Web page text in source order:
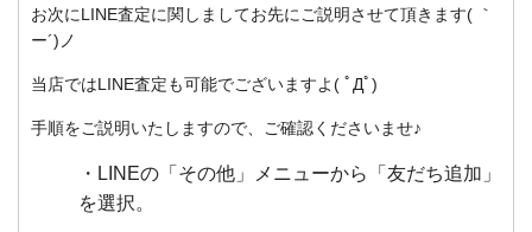
お次にLINE査定に関しましてお先にご説明させて頂きます( ｀
ー´)ノ
当店ではLINE査定も可能でございますよ( ﾟДﾟ)
手順をご説明いたしますので、ご確認くださいませ♪
LINEの「その他」メニューから「友だち追加」
を選択。